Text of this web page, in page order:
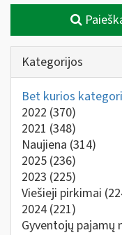
Kategorijos
Bet kurios
2022 (370)
2021 (348)
Naujiena (314)
2025 (236)
2023 (225)
Viešieji pirkimai
2024 (221)
Gyventojų pajamų